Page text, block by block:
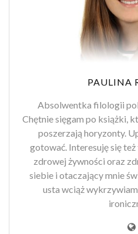
PAULINA
Absolwentka filologii
Chętnie sięgam po książki,
poszerzają horyzonty.
gotować. Interesuję się
zdrowej żywności oraz
siebie i otaczający mnie
usta wciąż